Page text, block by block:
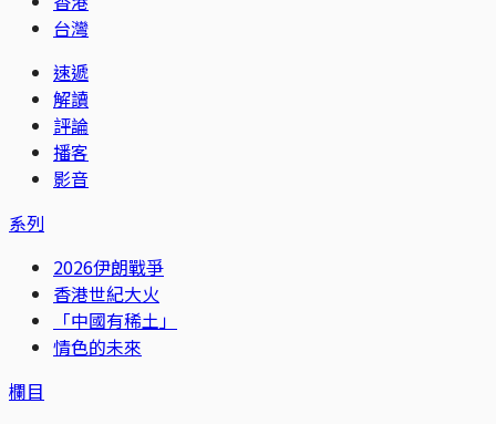
台灣
速遞
解讀
評論
播客
影音
系列
2026伊朗戰爭
香港世紀大火
「中國有稀土」
情色的未來
欄目